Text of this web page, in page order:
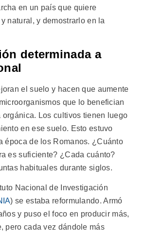
en un país que quiere
natural, y demostrarlo en la
determinada a
el suelo y hacen que aumente
que lo benefician
orgánica. Los cultivos tienen luego
en ese suelo. Esto estuvo
época de los Romanos. ¿Cuánto
es suficiente? ¿Cada cuánto?
habituales durante siglos.
Nacional de Investigación
) se estaba reformulando. Armó
y puso el foco en producir más,
pero cada vez dándole más